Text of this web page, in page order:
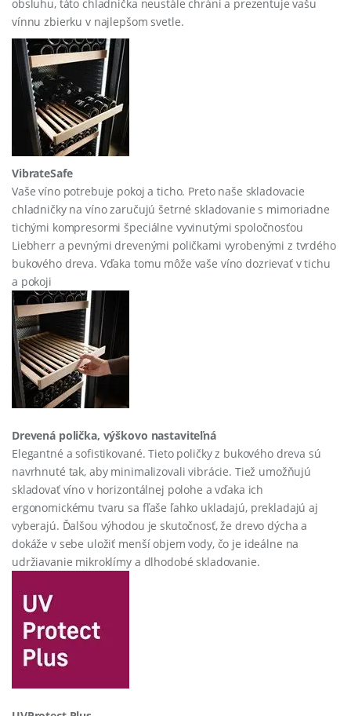
obsluhu, táto chladnička neustále chráni a prezentuje vašu
vínnu zbierku v najlepšom svetle.
VibrateSafe
Vaše víno potrebuje pokoj a ticho. Preto naše skladovacie
chladničky na víno zaručujú šetrné skladovanie s mimoriadne
tichými kompresormi špeciálne vyvinutými spoločnosťou
Liebherr a pevnými drevenými poličkami vyrobenými z tvrdého
bukového dreva. Vďaka tomu môže vaše víno dozrievať v tichu
a pokoji
Drevená polička, výškovo nastaviteľná
Elegantné a sofistikované. Tieto poličky z bukového dreva sú
navrhnuté tak, aby minimalizovali vibrácie. Tiež umožňujú
skladovať víno v horizontálnej polohe a vďaka ich
ergonomickému tvaru sa fľaše ľahko ukladajú, prekladajú aj
vyberajú. Ďalšou výhodou je skutočnosť, že drevo dýcha a
dokáže v sebe uložiť menší objem vody, čo je ideálne na
udržiavanie mikroklímy a dlhodobé skladovanie.